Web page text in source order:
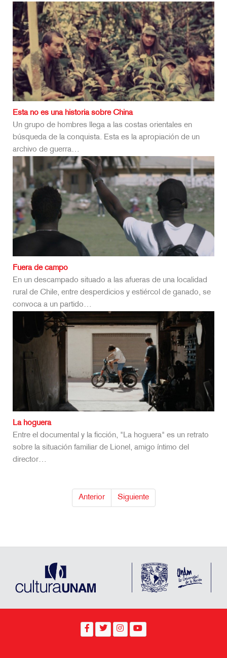
Esta no es una historia sobre China
Un grupo de hombres llega a las costas orientales en
búsqueda de la conquista. Esta es la apropiación de un
archivo de guerra…
Fuera de campo
En un descampado situado a las afueras de una localidad
rural de Chile, entre desperdicios y estiércol de ganado, se
convoca a un partido…
La hoguera
Entre el documental y la ficción, "La hoguera" es un retrato
sobre la situación familiar de Lionel, amigo íntimo del
director…
Anterior Siguiente